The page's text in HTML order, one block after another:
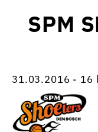
SPM
31.03.2016 - 16